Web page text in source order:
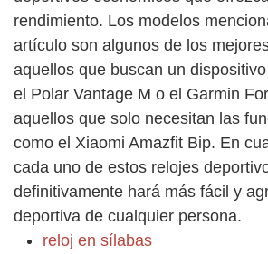
rendimiento. Los modelos
artículo son algunos de los
aquellos que buscan un
el Polar Vantage M o el Garmin
aquellos que solo necesitan las
como el Xiaomi Amazfit Bip. En
cada uno de estos relojes
definitivamente hará más fácil y
deportiva de cualquier persona.
reloj en sílabas